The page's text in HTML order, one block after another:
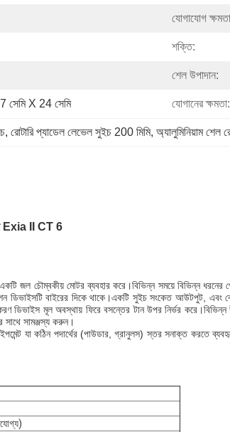
যোগাযোগ
শক্তি:
শেল উপাদান:
সেমি X 24 সেমি যোগানের ক্ষমতা:
, রোটারি প্যাডেল লেভেল সুইচ 200 মিমি, অ্যালুমিনিয়াম শেল
Exia II CT 6
জল চৌম্বকীয় মোটর ব্যবহার করে।বিভিন্ন সময়ে বিভিন্ন
ডিভাইসটি বাইরের দিকে থাকে।একটি সুইচ সংকেত আউটপুট,
মূল অবস্থায় ফিরে বসন্তের টান উপর নির্ভর করে।বিভিন্ন
সাথে সামঞ্জস্য করুন।
যা কঠিন পদার্থের (পাউডার, গ্রানুলস) স্তর সনাক্ত করতে